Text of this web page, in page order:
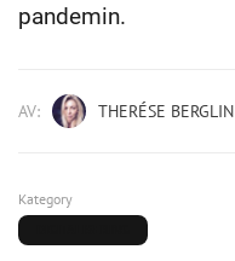
pandemin.
AV: THERÉSE BERGLIN
Kategory